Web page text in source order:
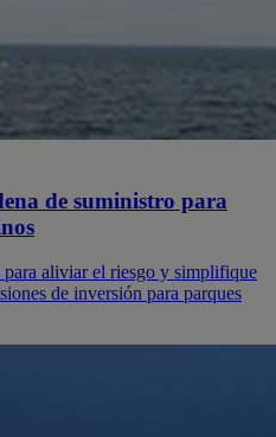
de suministro para
aliviar el riesgo y simplifique
de inversión para parques